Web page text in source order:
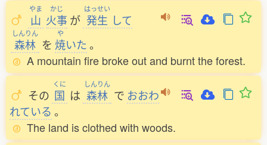
やま
山
かじ
火事が
はっせい
発生 して
しんりん
森林 を
や
焼いた 。
A mountain fire broke out and burnt the forest.
その
くに
国 は
しんりん
森林 で おおわ
れている 。
The land is clothed with woods.